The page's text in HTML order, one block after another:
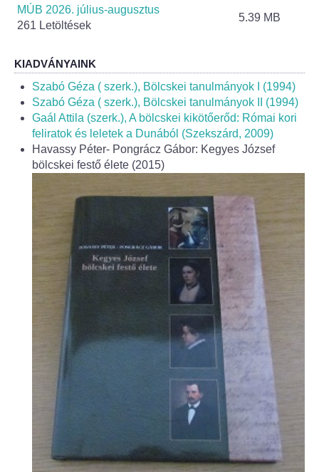
Rendeletek
Önkormányzati támogatások
Szabályzatok
Pályázatok
Szerződések
Közadat
Helyi Esélyegyenlőség Program
Alapítványok
Helyi Építési Szabályzat
INTÉZMÉNYEK
Bölcskei Mesevár Óvoda és Bölcsőde
MÚB 2026. július-augusztus
261 Letöltések
5.39 MB
KIADVÁNYAINK
Szabó Géza ( szerk.), Bölcskei tanulmányok I (1994)
Szabó Géza ( szerk.), Bölcskei tanulmányok II (1994)
Gaál Attila (szerk.), A bölcskei kikötőerőd: Római kori
feliratok és leletek a Dunából (Szekszárd, 2009)
Havassy Péter- Pongrácz Gábor: Kegyes József
bölcskei festő élete (2015)